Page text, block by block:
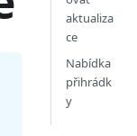
aktualiza
ce
Nabídka
přihrádk
y